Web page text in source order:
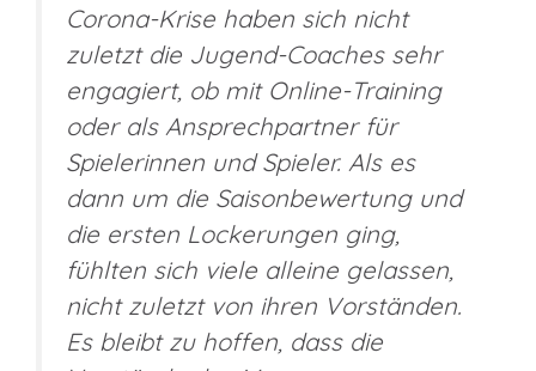
Corona-Krise haben sich nicht
zuletzt die Jugend-Coaches sehr
engagiert, ob mit Online-Training
oder als Ansprechpartner für
Spielerinnen und Spieler. Als es
dann um die Saisonbewertung und
die ersten Lockerungen ging,
fühlten sich viele alleine gelassen,
nicht zuletzt von ihren Vorständen.
Es bleibt zu hoffen, dass die